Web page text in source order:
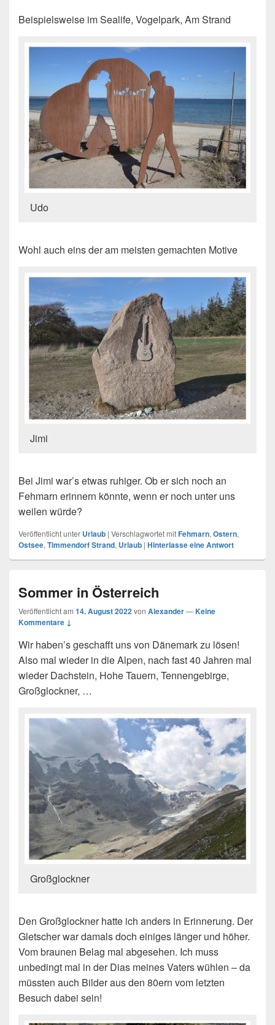
Beispielsweise im Sealife, Vogelpark, Am Strand
Udo
Wohl auch eins der am meisten gemachten Motive
Jimi
Bei Jimi war’s etwas ruhiger. Ob er sich noch an
Fehmarn erinnern könnte, wenn er noch unter uns
weilen würde?
Veröffentlicht unter Urlaub | Verschlagwortet mitFehmarn, Ostern,
Ostsee, Timmendorf Strand, Urlaub | Hinterlasse eine Antwort
Sommer in Österreich
Veröffentlicht am 14. August 2022von Alexander—Keine
Kommentare ↓
Wir haben’s geschafft uns von Dänemark zu lösen!
Also mal wieder in die Alpen, nach fast 40 Jahren mal
wieder Dachstein, Hohe Tauern, Tennengebirge,
Großglockner, …
Großglockner
Den Großglockner hatte ich anders in Erinnerung. Der
Gletscher war damals doch einiges länger und höher.
Vom braunen Belag mal abgesehen. Ich muss
unbedingt mal in der Dias meines Vaters wühlen – da
müssten auch Bilder aus den 80ern vom letzten
Besuch dabei sein!